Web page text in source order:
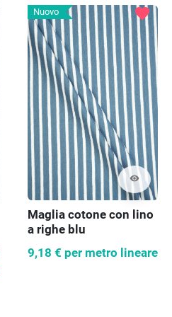
Nuovo
visibility
favorite
Maglia cotone con lino
a righe blu
9,18 € per metro lineare